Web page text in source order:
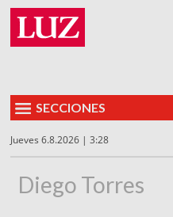
SECCIONES
Jueves 6.8.2026 | 3:28
Diego Torres